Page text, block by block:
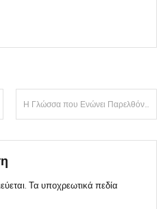
Η Γλώσσα που Ενώνει Παρελθόν και Μέλλον
Τα υποχρεωτικά πεδία